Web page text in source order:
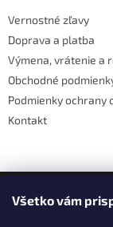
Všetko vám
Vernostné zľavy
Doprava a platba
Výmena, vrátenie a
Obchodné
Podmienky ochrany
Kontakt
Facebook